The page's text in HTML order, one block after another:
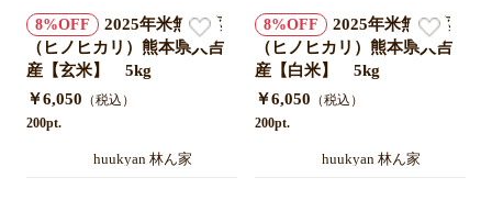
8
2025年米無農薬
（ヒノヒカリ）熊本県人吉
産【玄米】 5kg
￥6,050 （税込）
200pt.
huukyan 林ん家
8
2025年米無農薬
（ヒノヒカリ）熊本県人吉
産【白米】 5kg
￥6,050 （税込）
200pt.
huukyan 林ん家